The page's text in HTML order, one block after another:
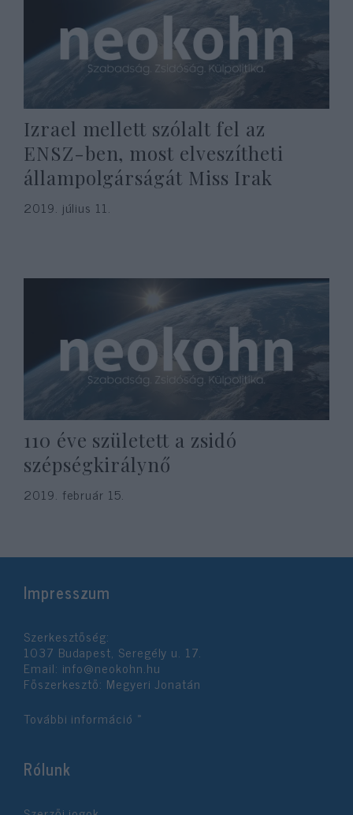
Izrael mellett szólalt fel az
ENSZ-ben, most elveszítheti
állampolgárságát Miss Irak
2019. július 11.
110 éve született a zsidó
szépségkirálynő
2019. február 15.
Impresszum
Szerkesztőség:
1037 Budapest, Seregély u. 17.
Email: info@neokohn.hu
Főszerkesztő: Megyeri Jonatán
További információ »
Rólunk